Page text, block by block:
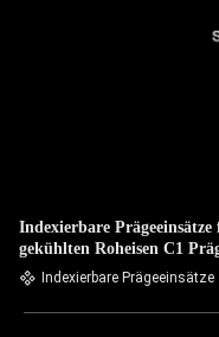
Indexierbare
gekühlten Roheisen C1
Indexierbare Prägeeinsätze